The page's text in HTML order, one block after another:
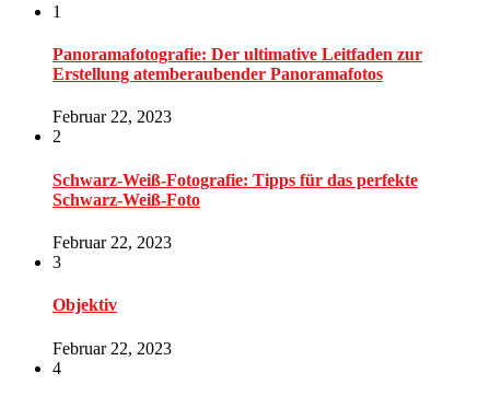
1
Panoramafotografie: Der ultimative Leitfaden zur
Erstellung atemberaubender Panoramafotos
Februar 22, 2023
2
Schwarz-Weiß-Fotografie: Tipps für das perfekte
Schwarz-Weiß-Foto
Februar 22, 2023
3
Objektiv
Februar 22, 2023
4